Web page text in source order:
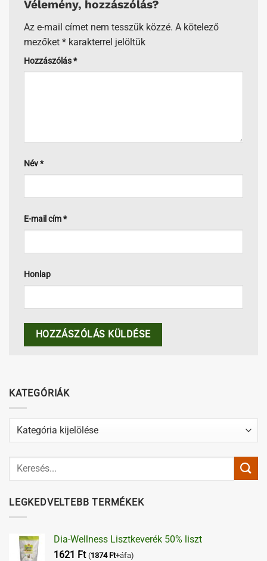
Vélemény, hozzászólás?
Az e-mail címet nem tesszük közzé. A kötelező
mezőket * karakterrel jelöltük
Hozzászólás*
Név*
E-mail cím*
Honlap
KATEGÓRIÁK
Kategóriák
LEGKEDVELTEBB TERMÉKEK
Dia-Wellness Lisztkeverék 50% liszt
1621 Ft (1374 Ft+áfa)